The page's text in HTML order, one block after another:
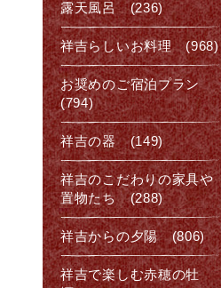
露天風呂 (236)
祥吉らしいお料理 (968)
お奨めのご宿泊プラン
(794)
祥吉の器 (149)
祥吉のこだわりの家具や
置物たち (288)
祥吉からの夕陽 (806)
祥吉で楽しむ赤穂の牡